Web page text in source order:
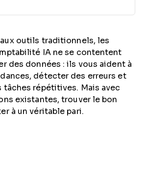
outils traditionnels, les
IA ne se contentent
des données : ils vous aident à
détecter des erreurs et
tâches répétitives. Mais avec
existantes, trouver le bon
à un véritable pari.